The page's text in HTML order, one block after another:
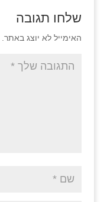
שלחו תגובה
האימייל לא יוצג באתר.